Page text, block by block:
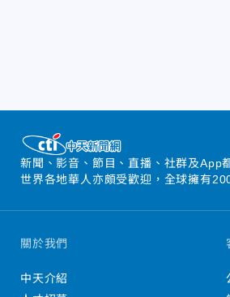
新聞、影音、節目、直播、社群及App
世界各地華人亦頗受歡迎，全球擁有
關於我們
中天介紹